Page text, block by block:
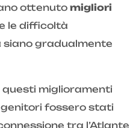
ottenuto migliori
le difficoltà
gradualmente
miglioramenti
fossero stati
tra l’Atlante